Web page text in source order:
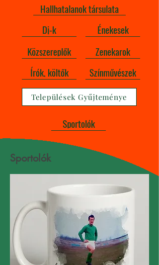
Hallhatalanok társulata
Dj-k
Közszereplők
Írók, költők
Énekesek
Zenekarok
Színművészek
Települések Gyűjteménye
Sportolók
Sportolók